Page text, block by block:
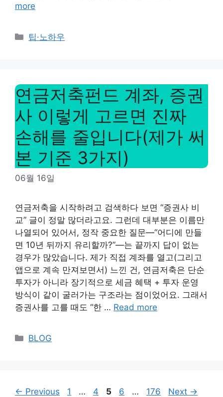
more
Categories
팁·노하우
연금저축펀드 계좌, 증권
사 이렇게 고르면 진짜
손해를 줄입니다(제가 써
본 기준 3가지)
06월 16일
연금저축을 시작하려고 검색하다 보면 “증권사 비
교” 글이 정말 많더라고요. 그런데 대부분은 이름만
나열되어 있어서, 정작 중요한 질문—“어디에 만들
면 10년 뒤까지 유리할까?”—는 끝까지 답이 없는
경우가 많았습니다. 제가 직접 계좌를 열고(그리고
앱으로 계속 만져보면서) 느낀 건, 연금저축은 단순
투자가 아니라 장기적으로 세금 혜택 + 투자 운영
방식이 같이 굴러가는 구조라는 점이었어요. 그래서
증권사를 고를 때도 “한 … Read more
Categories
BLOG
← Previous Page
1 … Page
4 Page
5 Page
6 … Page
176 Next →